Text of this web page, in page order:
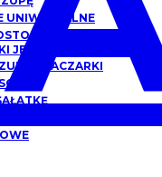
UNIWERSALNE
JEDNORAZOWE
FLACZARKI